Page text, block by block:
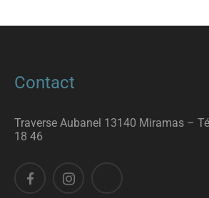
Contact
Traverse Aubanel 13140 Miramas – T
18 46